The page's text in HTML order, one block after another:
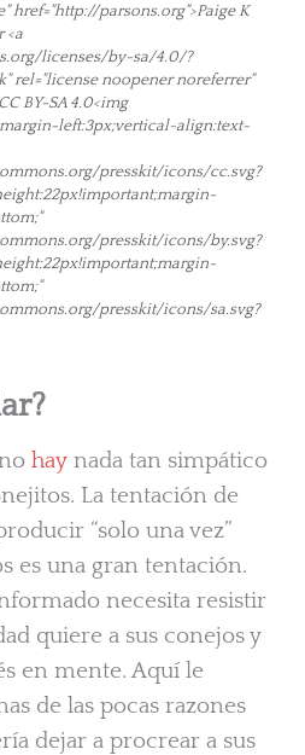
href="http://parsons.org">Paige K
<a
licenses/by-sa/4.0/?
rel="license noopener noreferrer"
BY-SA 4.0<img
left:3px;vertical-align:text-
presskit/icons/cc.svg?
presskit/icons/by.svg?
presskit/icons/sa.svg?
hay nada tan simpático
La tentación de
“solo una vez”
es una gran tentación.
necesita resistir
quiere a sus conejos y
en mente. Aquí le
de las pocas razones
dejar a procrear a sus